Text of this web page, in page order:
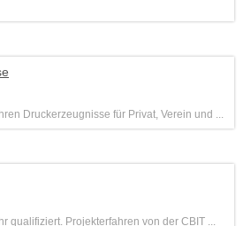
Druckerzeugnisse für Privat, Verein und ...
qualifiziert. Projekterfahren von der CBIT ...